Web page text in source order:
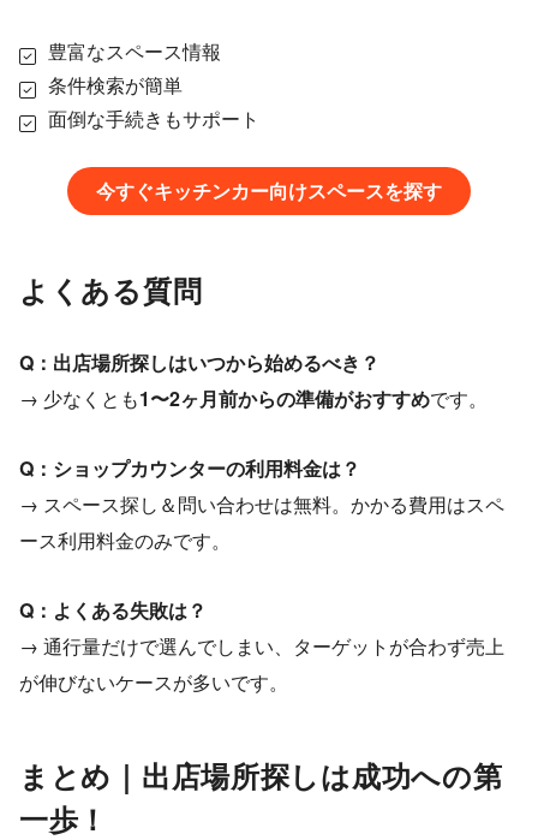
豊富なスペース情報
条件検索が簡単
面倒な手続きもサポート
今すぐキッチンカー向けスペースを探す
よくある質問
Q：出店場所探しはいつから始めるべき？
→ 少なくとも1〜2ヶ月前からの準備がおすすめです。
Q：ショップカウンターの利用料金は？
→ スペース探し＆問い合わせは無料。かかる費用はスペ
ース利用料金のみです。
Q：よくある失敗は？
→ 通行量だけで選んでしまい、ターゲットが合わず売上
が伸びないケースが多いです。
まとめ｜出店場所探しは成功への第
一歩！